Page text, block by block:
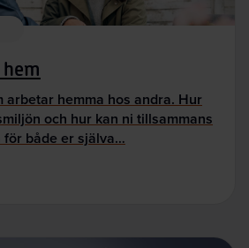
arbetar hemma hos andra. Hur
och hur kan ni tillsammans
både er själva…